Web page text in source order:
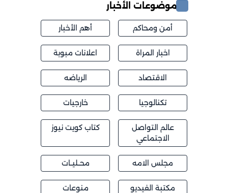
موضوعات الأخبار
أمن ومحاكم أهم الأخبار
اخبار المراة اعلانات مبوبة
الاقتصاد الرياضه
تكنالوجيا خارجيات
عالم التواصل
الاجتماعي
كتاب كويت نيوز
مجلس الامه محــليــات
مكتبة الفيديو منوعات